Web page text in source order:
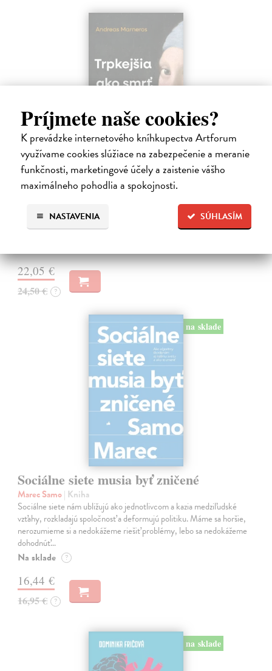
Príjmete naše cookies?
K prevádzke internetového kníhkupectva Artforum
využívame cookies slúžiace na zabezpečenie a meranie
funkčnosti, marketingové účely a zaistenie vášho
maximálneho pohodlia a spokojnosti.
SÚHLASÍM
NASTAVENIA
Trpkejšia ako smrť je žena
Marneros Andreas| Kniha
rovnocennosť a rovnoprávnosť ženy a muža. Vojna a mier medzi
pohlaviami sa však nezačali feminizmom 20. storočia, ale ich
spolužitím.
22,05 €
24,50 € ?
na sklade
Sociálne siete musia byť zničené
Marec Samo| Kniha
Sociálne siete nám ubližujú ako jednotlivcom a kazia medziľudské
vzťahy, rozkladajú spoločnosť a deformujú politiku. Máme sa horšie,
nerozumieme si a nedokážeme riešiť problémy, lebo sa nedokážeme
dohodnúť…
Na sklade ?
16,44 €
16,95 € ?
na sklade